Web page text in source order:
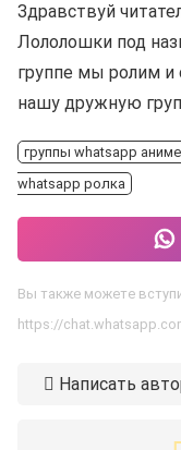
Здравствуй
Лололошки под
группе мы ролим
нашу дружную
группы whatsapp аниме
whatsapp ролка
Вы также можете
https://
Написать